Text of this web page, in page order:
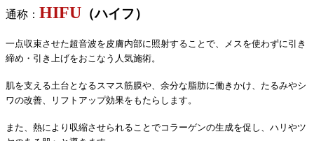
通称： HIFU （ハイフ）
一点収束させた超音波を皮膚内部に照射することで、メスを使わずに引き
締め・引き上げをおこなう人気施術。
肌を支える土台となるスマス筋膜や、余分な脂肪に働きかけ、たるみやシ
ワの改善、リフトアップ効果をもたらします。
また、熱により収縮させられることでコラーゲンの生成を促し、ハリやツ